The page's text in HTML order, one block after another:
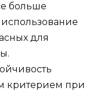
больше
для
критерием при